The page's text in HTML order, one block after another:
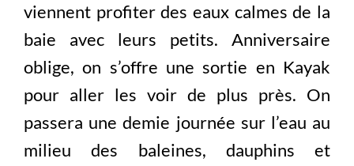
viennent profiter des eaux calmes de la
baie avec leurs petits. Anniversaire
oblige, on s’offre une sortie en Kayak
pour aller les voir de plus près. On
passera une demie journée sur l’eau au
milieu des baleines, dauphins et